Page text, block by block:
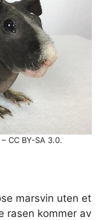
CC BY-SA 3.0.
marsvin uten et
rasen kommer av